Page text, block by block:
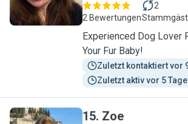
2 Bewertungen
2
Experienced Dog Lover
Your Fur Baby!
Zuletzt kontaktiert vor
Zuletzt aktiv vor 5
15. Zoe